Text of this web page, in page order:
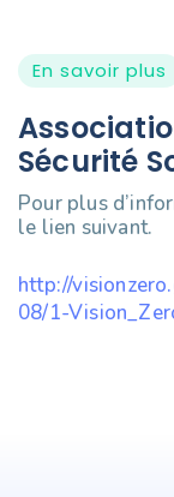
En savoir plus
Sécurité
Pour plus
le lien suivant.
http://
08/1-